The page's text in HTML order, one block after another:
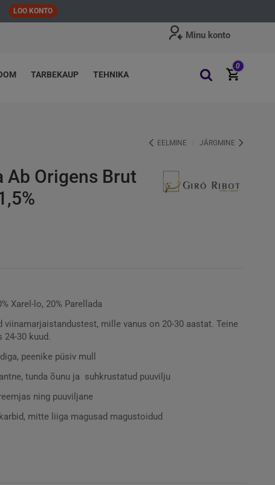
LOO KONTO
Minu konto
TARBEKAUP TEHNIKA
0
EELMINE JÄRGMINE
Ab Origens Brut
Xarel-lo, 20% Parellada
viinamarjaistandustest, mille vanus on 20-30 aastat. Teine
30 kuud.
peenike püsiv mull
tunda õunu ja suhkrustatud puuvilju
ning puuviljane
mitte liiga magusad magustoidud